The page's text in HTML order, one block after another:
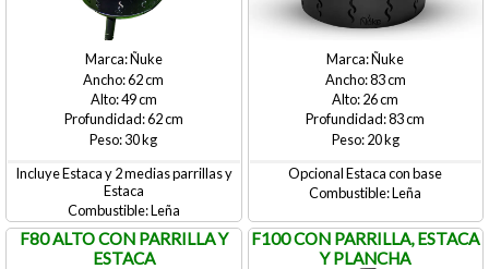
Ñuke
62
49
62
30
Incluye Estaca y 2 medias parrillas y
Estaca
Leña
Ñuke
83
26
83
20
Opcional Estaca con base
Leña
F80 ALTO CON PARRILLA Y
ESTACA
F100 CON PARRILLA, ESTACA
Y PLANCHA